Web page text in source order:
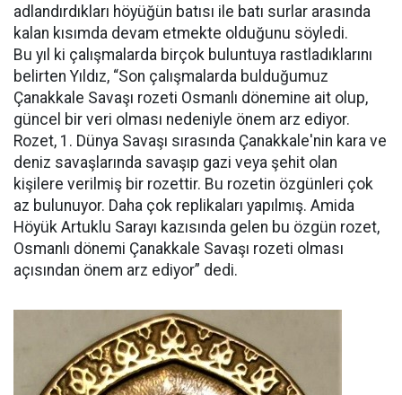
adlandırdıkları höyüğün batısı ile batı surlar arasında
kalan kısımda devam etmekte olduğunu söyledi.
Bu yıl ki çalışmalarda birçok buluntuya rastladıklarını
belirten Yıldız, “Son çalışmalarda bulduğumuz
Çanakkale Savaşı rozeti Osmanlı dönemine ait olup,
güncel bir veri olması nedeniyle önem arz ediyor.
Rozet, 1. Dünya Savaşı sırasında Çanakkale'nin kara ve
deniz savaşlarında savaşıp gazi veya şehit olan
kişilere verilmiş bir rozettir. Bu rozetin özgünleri çok
az bulunuyor. Daha çok replikaları yapılmış. Amida
Höyük Artuklu Sarayı kazısında gelen bu özgün rozet,
Osmanlı dönemi Çanakkale Savaşı rozeti olması
açısından önem arz ediyor” dedi.